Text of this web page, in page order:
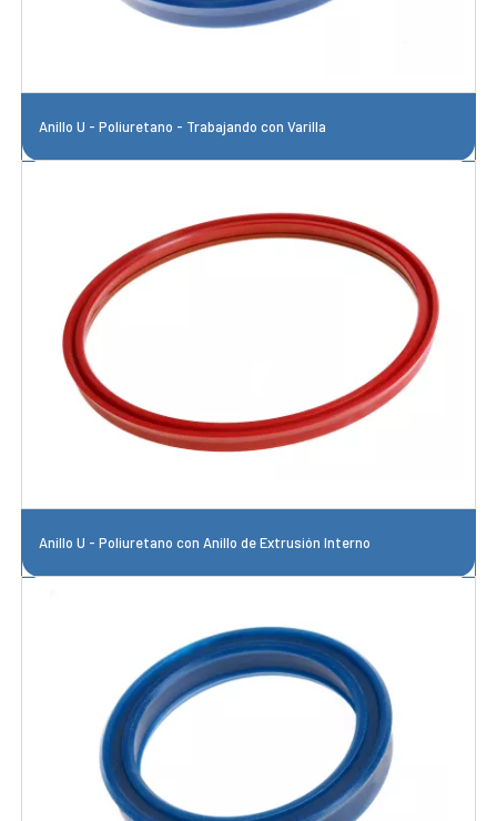
Anillo U - Poliuretano - Trabajando con Varilla
Anillo U - Poliuretano con Anillo de Extrusión Interno